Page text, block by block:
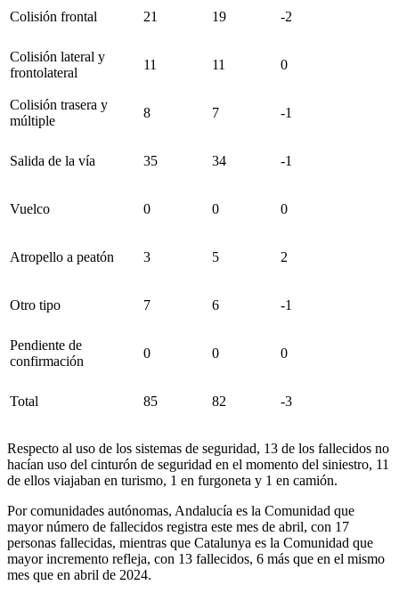
Colisión frontal 21 19 -2
Colisión lateral y
frontolateral
11 11 0
Colisión trasera y
múltiple
8 7 -1
Salida de la vía 35 34 -1
Vuelco 0 0 0
Atropello a peatón 3 5 2
Otro tipo 7 6 -1
Pendiente de
confirmación
0 0 0
Total 85 82 -3
Respecto al uso de los sistemas de seguridad, 13 de los fallecidos no
hacían uso del cinturón de seguridad en el momento del siniestro, 11
de ellos viajaban en turismo, 1 en furgoneta y 1 en camión.
Por comunidades autónomas, Andalucía es la Comunidad que
mayor número de fallecidos registra este mes de abril, con 17
personas fallecidas, mientras que Catalunya es la Comunidad que
mayor incremento refleja, con 13 fallecidos, 6 más que en el mismo
mes que en abril de 2024.